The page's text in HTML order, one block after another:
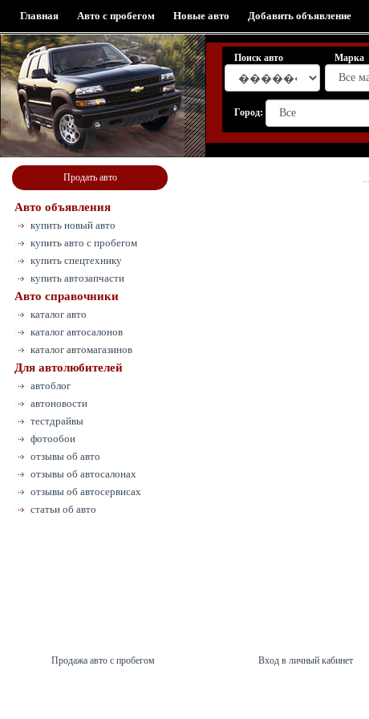
Главная Авто с пробегом Новые авто Добавить объявление
Поиск авто Марка
Город:
Продать авто
Авто объявления
купить новый авто
купить авто с пробегом
купить спецтехнику
купить автозапчасти
Авто справочники
каталог авто
каталог автосалонов
каталог автомагазинов
Для автолюбителей
автоблог
автоновости
тестдрайвы
фотообои
отзывы об авто
отзывы об автосалонах
отзывы об автосервисах
статьи об авто
Продажа авто с пробегом Вход в личный кабинет